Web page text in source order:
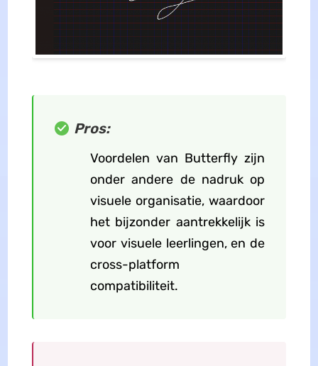
Pros:
Voordelen van Butterfly zijn
onder andere de nadruk op
visuele organisatie, waardoor
het bijzonder aantrekkelijk is
voor visuele leerlingen, en de
cross-platform
compatibiliteit.